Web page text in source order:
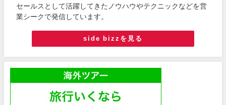
セールスとして活躍してきたノウハウやテクニックなどを営
業シークで発信しています。
side bizzを見る